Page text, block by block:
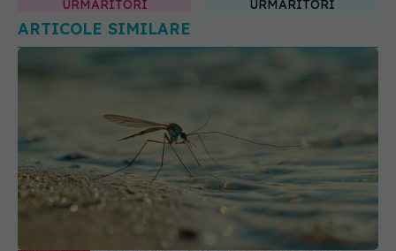
URMĂRITORI URMĂRITORI
ARTICOLE SIMILARE